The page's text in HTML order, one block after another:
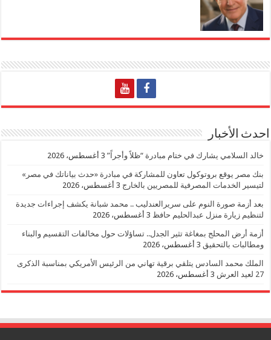
احدث الأخبار
خالد السلامي يشارك في ختام مبادرة “ظلاً وأجراً” 3 أغسطس، 2026
بنك مصر يوقع بروتوكول تعاون للمشاركة في مبادرة «حدث بياناتك في مصر»
لتيسير الخدمات المصرفية للمصريين بالخارج 3 أغسطس، 2026
بعد أزمة صورة النوم على سريرالعندليب .. محمد شبانة يكشف إجراءات جديدة
لتنظيم زيارة منزل عبدالحليم حافظ 3 أغسطس، 2026
أزمة أرض المحلج بمغاغة تثير الجدل.. تساؤلات حول مخالفات التقسيم والبناء
ومطالبات بالتحقيق 3 أغسطس، 2026
الملك محمد السادس يتلقي برقية تهاني من الرئيس الأمريكي بمناسبة الذكرى
27 لعيد العرش
3 أغسطس، 2026